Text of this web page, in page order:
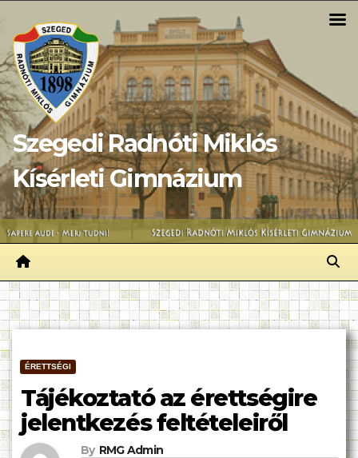
content
Szegedi Radnóti Miklós
Kísérleti Gimnázium
ÉRETTSÉGI
Tájékoztató az érettségire
jelentkezés feltételeiről
By RMG Admin